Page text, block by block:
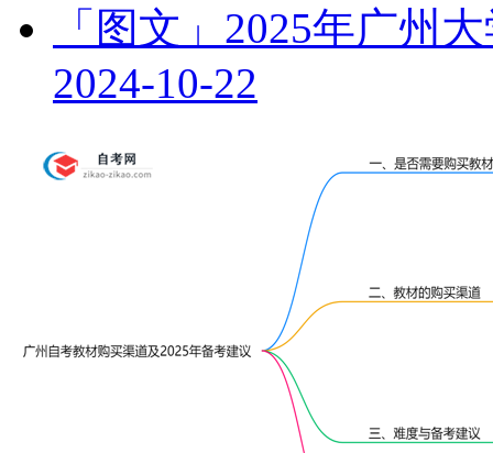
「图文」2025年广州
2024-10-22